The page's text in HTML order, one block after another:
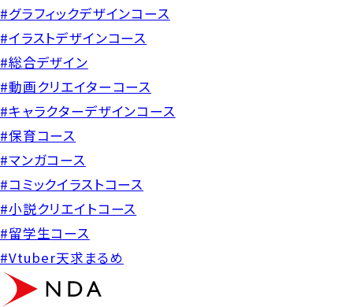
#グラフィックデザインコース
#イラストデザインコース
#総合デザイン
#動画クリエイターコース
#キャラクターデザインコース
#保育コース
#マンガコース
#コミックイラストコース
#小説クリエイトコース
#留学生コース
#Vtuber天求まるめ